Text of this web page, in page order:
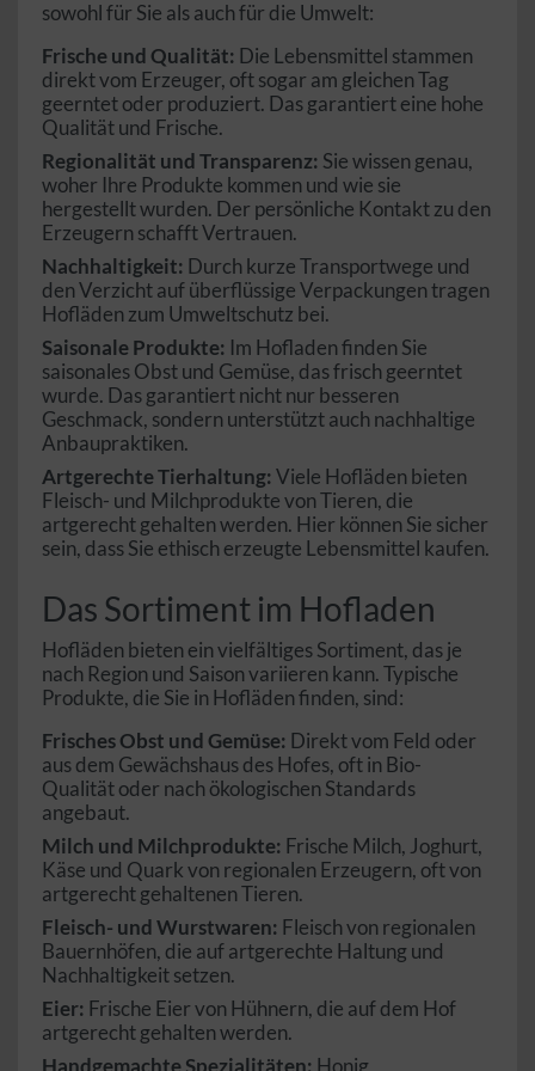
sowohl für Sie als auch für die Umwelt:
Frische und Qualität: Die Lebensmittel stammen
direkt vom Erzeuger, oft sogar am gleichen Tag
geerntet oder produziert. Das garantiert eine hohe
Qualität und Frische.
Regionalität und Transparenz: Sie wissen genau,
woher Ihre Produkte kommen und wie sie
hergestellt wurden. Der persönliche Kontakt zu den
Erzeugern schafft Vertrauen.
Nachhaltigkeit: Durch kurze Transportwege und
den Verzicht auf überflüssige Verpackungen tragen
Hofläden zum Umweltschutz bei.
Saisonale Produkte: Im Hofladen finden Sie
saisonales Obst und Gemüse, das frisch geerntet
wurde. Das garantiert nicht nur besseren
Geschmack, sondern unterstützt auch nachhaltige
Anbaupraktiken.
Artgerechte Tierhaltung:Viele Hofläden bieten
Fleisch- und Milchprodukte von Tieren, die
artgerecht gehalten werden. Hier können Sie sicher
sein, dass Sie ethisch erzeugte Lebensmittel kaufen.
Das Sortiment im Hofladen
Hofläden bieten ein vielfältiges Sortiment, das je
nach Region und Saison variieren kann. Typische
Produkte, die Sie in Hofläden finden, sind:
Frisches Obst und Gemüse: Direkt vom Feld oder
aus dem Gewächshaus des Hofes, oft in Bio-
Qualität oder nach ökologischen Standards
angebaut.
Milch und Milchprodukte: Frische Milch, Joghurt,
Käse und Quark von regionalen Erzeugern, oft von
artgerecht gehaltenen Tieren.
Fleisch- und Wurstwaren: Fleisch von regionalen
Bauernhöfen, die auf artgerechte Haltung und
Nachhaltigkeit setzen.
Eier: Frische Eier von Hühnern, die auf dem Hof
artgerecht gehalten werden.